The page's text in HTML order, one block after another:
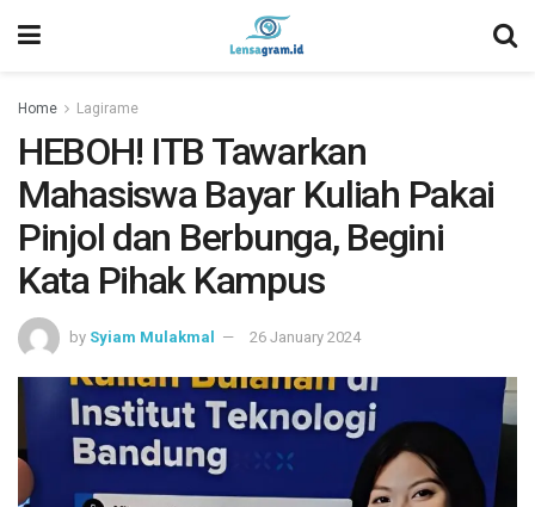
Home Lagirame
HEBOH! ITB Tawarkan
Mahasiswa Bayar Kuliah Pakai
Pinjol dan Berbunga, Begini
Kata Pihak Kampus
by Syiam Mulakmal 26 January 2024